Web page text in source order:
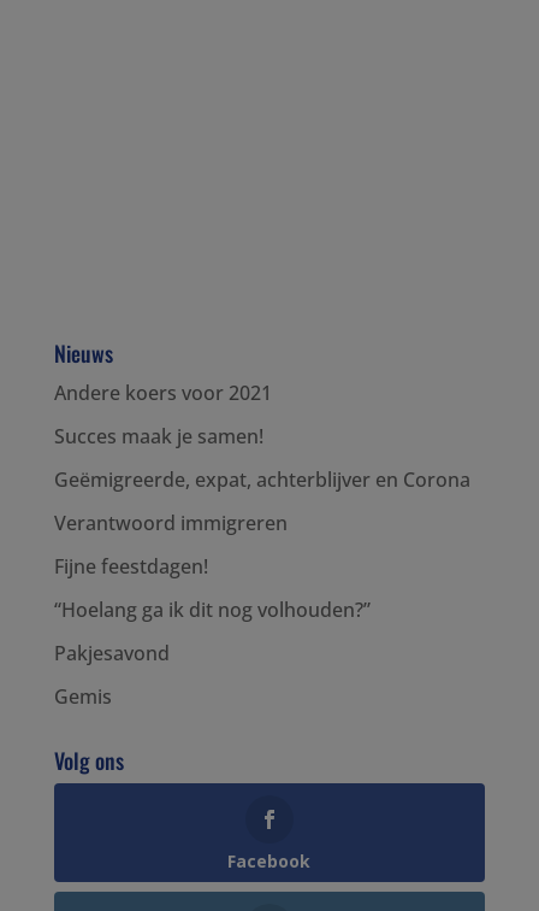
Nieuws
Andere koers voor 2021
Succes maak je samen!
Geëmigreerde, expat, achterblijver en Corona
Verantwoord immigreren
Fijne feestdagen!
“Hoelang ga ik dit nog volhouden?”
Pakjesavond
Gemis
Volg ons
Facebook